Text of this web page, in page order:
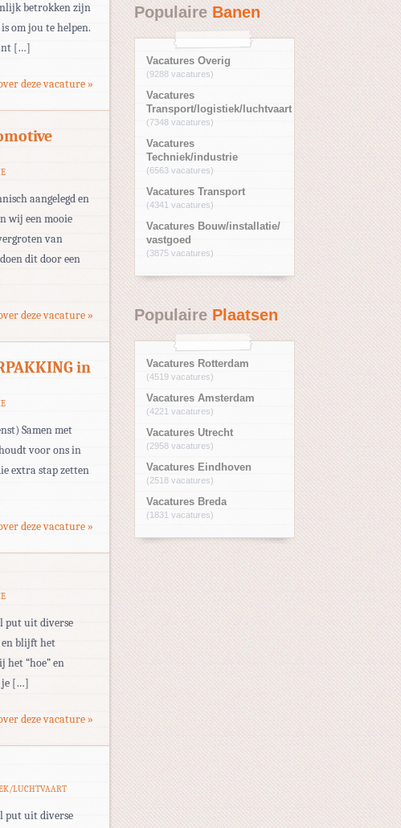
betrokken zijn
om jou te helpen.
[…]
deze vacature »
aangelegd en
wij een mooie
van
dit door een
deze vacature »
in
Samen met
voor ons in
extra stap zetten
deze vacature »
put uit diverse
en blijft het
het “hoe” en
je […]
deze vacature »
LUCHTVAART
put uit diverse
PopulaireBanen
Vacatures Overig
(9288 vacatures)
Vacatures
Transport/logistiek/luchtvaart
(7348 vacatures)
Vacatures
Techniek/industrie
(6563 vacatures)
Vacatures Transport
(4341 vacatures)
Vacatures Bouw/installatie/
vastgoed
(3875 vacatures)
Populaire Plaatsen
Vacatures Rotterdam
(4519 vacatures)
Vacatures Amsterdam
(4221 vacatures)
Vacatures Utrecht
(2958 vacatures)
Vacatures Eindhoven
(2518 vacatures)
Vacatures Breda
(1831 vacatures)